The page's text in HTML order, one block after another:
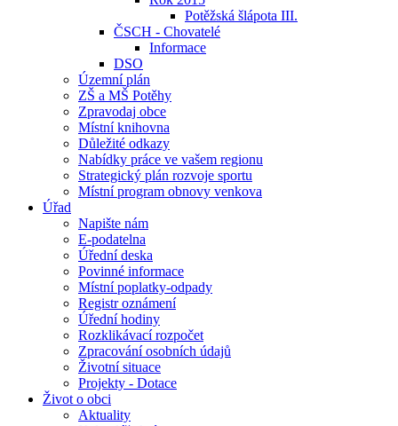
Potěžská šlápota III.
ČSCH - Chovatelé
Informace
DSO
Územní plán
ZŠ a MŠ Potěhy
Zpravodaj obce
Místní knihovna
Důležité odkazy
Nabídky práce ve vašem regionu
Strategický plán rozvoje sportu
Místní program obnovy venkova
Úřad
Napište nám
E-podatelna
Úřední deska
Povinné informace
Místní poplatky-odpady
Registr oznámení
Úřední hodiny
Rozklikávací rozpočet
Zpracování osobních údajů
Životní situace
Projekty - Dotace
Život o obci
Aktuality